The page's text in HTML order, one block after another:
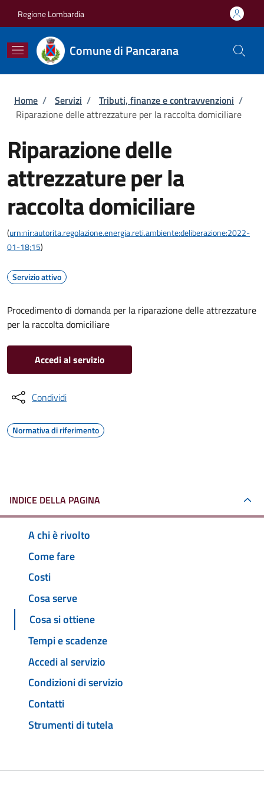
Regione Lombardia
Comune di Pancarana
Briciole di pane
Home / Servizi / Tributi, finanze e contravvenzioni /
Riparazione delle attrezzature per la raccolta domiciliare
Riparazione delle
attrezzature per la
raccolta domiciliare
(urn:nir:autorita.regolazione.energia.reti.ambiente:deliberazione:2022-
01-18;15)
Servizio attivo
Procedimento di domanda per la riparazione delle attrezzature
per la raccolta domiciliare
Accedi al servizio
Condividi
Normativa di riferimento
INDICE DELLA PAGINA
A chi è rivolto
Come fare
Costi
Cosa serve
Cosa si ottiene
Tempi e scadenze
Accedi al servizio
Condizioni di servizio
Contatti
Strumenti di tutela